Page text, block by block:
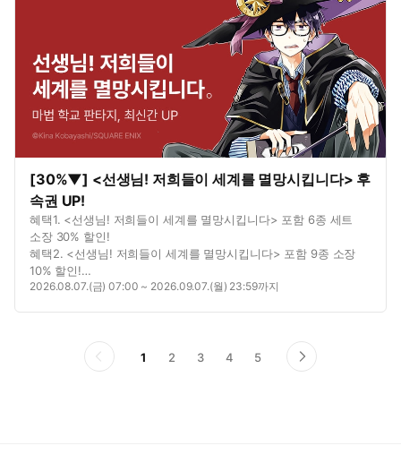
[30%▼] <선생님! 저희들이 세계를 멸망시킵니다> 후
속권 UP!
혜택1. <선생님! 저희들이 세계를 멸망시킵니다> 포함 6종 세트
소장 30% 할인!
혜택2. <선생님! 저희들이 세계를 멸망시킵니다> 포함 9종 소장
10% 할인!
혜택3. <선생님! 저희들이 세계를 멸망시킵니다> 포함 4종 총 5권
2026.08.07.(금) 07:00 ~ 2026.09.07.(월) 23:59까지
1페
2페
3페
4페
5페
다